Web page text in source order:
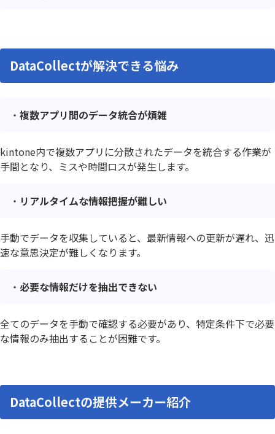
DataCollectが解決できる悩み
複数アプリ間のデータ統合が煩雑
kintone内で複数アプリに分散されたデータを統合する作業が
手間となり、ミスや時間ロスが発生します。
リアルタイムな情報把握が難しい
手動でデータを収集していると、最新情報への更新が遅れ、迅
速な意思決定が難しくなります。
必要な情報だけを抽出できない
全てのデータを手動で確認する必要があり、特定条件下で必要
な情報のみ抽出することが困難です。
DataCollectの提供メーカー紹介